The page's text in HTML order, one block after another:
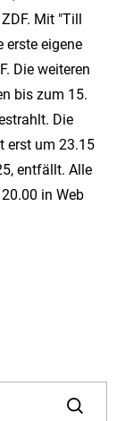
Mit "Till
erste eigene
Die weiteren
bis zum 15.
Die
erst um 23.15
entfällt. Alle
in Web